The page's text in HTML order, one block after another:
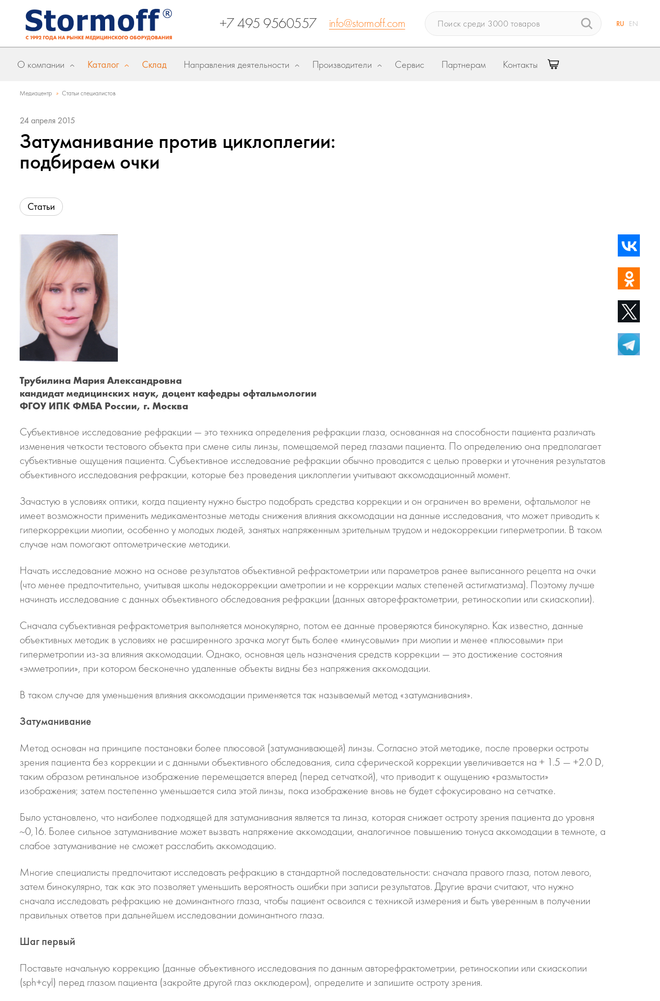
+7 495 9560557 info@stormoff.com RU EN
О компании Каталог Склад Направления деятельности Производители Сервис Партнерам Контакты
Медиацентр » Статьи специалистов
24 апреля 2015
Затуманивание против циклоплегии:
подбираем очки
Статьи
Трубилина Мария Александровна
кандидат медицинских наук, доцент кафедры офтальмологии
ФГОУ ИПК ФМБА России, г. Москва
Субъективное исследование рефракции — это техника определения рефракции глаза, основанная на способности пациента различать
изменения четкости тестового объекта при смене силы линзы, помещаемой перед глазами пациента. По определению она предполагает
субъективные ощущения пациента. Субъективное исследование рефракции обычно проводится с целью проверки и уточнения результатов
объективного исследования рефракции, которые без проведения циклоплегии учитывают аккомодационный момент.
Зачастую в условиях оптики, когда пациенту нужно быстро подобрать средства коррекции и он ограничен во времени, офтальмолог не
имеет возможности применить медикаментозные методы снижения влияния аккомодации на данные исследования, что может приводить к
гиперкоррекции миопии, особенно у молодых людей, занятых напряженным зрительным трудом и недокоррекции гиперметропии. В таком
случае нам помогают оптометрические методики.
Начать исследование можно на основе результатов объективной рефрактометрии или параметров ранее выписанного рецепта на очки
(что менее предпочтительно, учитывая школы недокоррекции аметропии и не коррекции малых степеней астигматизма). Поэтому лучше
начинать исследование с данных объективного обследования рефракции (данных авторефрактометрии, ретиноскопии или скиаскопии).
Сначала субъективная рефрактометрия выполняется монокулярно, потом ее данные проверяются бинокулярно. Как известно, данные
объективных методик в условиях не расширенного зрачка могут быть более «минусовыми» при миопии и менее «плюсовыми» при
гиперметропии из-за влияния аккомодации. Однако, основная цель назначения средств коррекции — это достижение состояния
«эмметропии», при котором бесконечно удаленные объекты видны без напряжения аккомодации.
В таком случае для уменьшения влияния аккомодации применяется так называемый метод «затуманивания».
Затуманивание
Метод основан на принципе постановки более плюсовой (затуманивающей) линзы. Согласно этой методике, после проверки остроты
зрения пациента без коррекции и с данными объективного обследования, сила сферической коррекции увеличивается на + 1.5 — +2.0 D,
таким образом ретинальное изображение перемещается вперед (перед сетчаткой), что приводит к ощущению «размытости»
изображения; затем постепенно уменьшается сила этой линзы, пока изображение вновь не будет сфокусировано на сетчатке.
Было установлено, что наиболее подходящей для затуманивания является та линза, которая снижает остроту зрения пациента до уровня
~0,16. Более сильное затуманивание может вызвать напряжение аккомодации, аналогичное повышению тонуса аккомодации в темноте, а
слабое затуманивание не сможет расслабить аккомодацию.
Многие специалисты предпочитают исследовать рефракцию в стандартной последовательности: сначала правого глаза, потом левого,
затем бинокулярно, так как это позволяет уменьшить вероятность ошибки при записи результатов. Другие врачи считают, что нужно
сначала исследовать рефракцию не доминантного глаза, чтобы пациент освоился с техникой измерения и быть уверенным в получении
правильных ответов при дальнейшем исследовании доминантного глаза.
Шаг первый
Поставьте начальную коррекцию (данные объективного исследования по данным авторефрактометрии, ретиноскопии или скиаскопии
(sph+cyl) перед глазом пациента (закройте другой глаз окклюдером), определите и запишите остроту зрения.